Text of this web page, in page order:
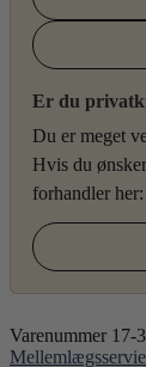
Er du
Du er meget
Hvis du
forhandler her:
Varenummer 17-